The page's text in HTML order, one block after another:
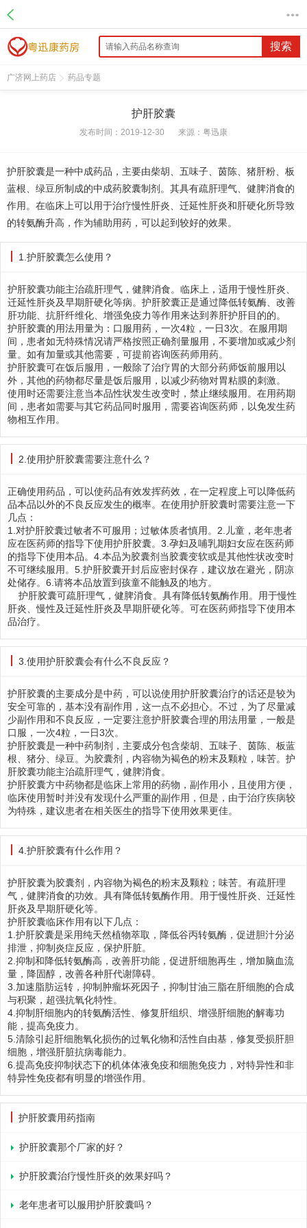
搜索
广济网上药店 药品专题
护肝胶囊
发布时间：2019-12-30 来源： 粤迅康
护肝胶囊是一种中成药品，主要由柴胡、五味子、茵陈、猪肝粉、板
蓝根、绿豆所制成的中成药胶囊制剂。其具有疏肝理气、健脾消食的
作用。在临床上可以用于治疗慢性肝炎、迁延性肝炎和肝硬化所导致
的转氨酶升高，作为辅助用药，可以起到较好的效果。
1.护肝胶囊怎么使用？
护肝胶囊功能主治疏肝理气，健脾消食。临床上，适用于慢性肝炎、
迁延性肝炎及早期肝硬化等病。护肝胶囊正是通过降低转氨酶、改善
肝功能、抗肝纤维化、增强免疫力等作用来达到养肝护肝目的的。
护肝胶囊的用法用量为：口服用药，一次4粒，一日3次。在服用期
间，患者如无特殊情况请严格按照正确剂量服用，不要增加或减少剂
量。如有加量或其他需要，可提前咨询医药师用药。
护肝胶囊可在饭后服用，一般除了治疗胃的大部分药师饭前服用以
外，其他的药物都尽量是饭后服用，以减少药物对胃粘膜的刺激。
使用时还需要注意当本品性状发生改变时，禁止继续服用。在用药期
间，患者如需要与其它药品同时服用，需要咨询医药师，以免发生药
物相互作用。
2.使用护肝胶囊需要注意什么？
正确使用药品，可以使药品有效发挥药效，在一定程度上可以降低药
品本品以外的不良反应发生的概率。在使用护肝胶囊时需要注意一下
几点：
1.对护肝胶囊过敏者不可服用；过敏体质者慎用。2.儿童，老年患者
应在医药师的指导下使用护肝胶囊。3.孕妇及哺乳期妇女应在医药师
的指导下使用本品。4.本品为胶囊剂当胶囊变软或是其他性状改变时
不可继续服用。5.护肝胶囊开封后应密封保存，建议放在避光，阴凉
处储存。6.请将本品放置到孩童不能触及的地方。
护肝胶囊可疏肝理气，健脾消食。具有降低转氨酶作用。用于慢性
肝炎、慢性及迁延性肝炎及早期肝硬化等。可在医药师指导下使用本
品治疗。
3.使用护肝胶囊会有什么不良反应？
护肝胶囊的主要成分是中药，可以说使用护肝胶囊治疗的话还是较为
安全可靠的，基本没有副作用，这一点不必担心。不过，为了尽量减
少副作用和不良反应，一定要注意护肝胶囊合理的用法用量，一般是
口服，一次4粒，一日3次。
护肝胶囊是一种中药制剂，主要成分包含柴胡、五味子、茵陈、板蓝
根、猪分、绿豆。为胶囊剂，内容物为褐色的粉末及颗粒，味苦。护
肝胶囊功能主治疏肝理气，健脾消食。
护肝胶囊方中药物都是临床上常用的药物，副作用小，且使用方便，
临床使用暂时并没有发现什么严重的副作用，但是，由于治疗疾病较
为特殊，建议患者在相关医生的指导下使用效果更佳。
4.护肝胶囊有什么作用？
护肝胶囊为胶囊剂，内容物为褐色的粉末及颗粒；味苦。有疏肝理
气，健脾消食的功效。具有降低转氨酶作用。用于慢性肝炎、迁延性
肝炎及早期肝硬化等。
护肝胶囊临床作用有以下几点：
1.护肝胶囊是采用纯天然植物萃取，降低谷丙转氨酶，促进胆汁分泌
排泄，抑制炎症反应，保护肝脏。
2.抑制和降低转氨酶高，改善肝功能，促进肝细胞再生，增加脑血流
量，降固醇，改善各种肝代谢障碍。
3.加速脂肪运转，抑制肿瘤坏死因子，抑制甘油三脂在肝细胞的合成
与积聚，超强抗氧化特性。
4.抑制肝细胞内的转氨酶活性、修复肝组织、增强肝细胞的解毒功
能，提高免疫力。
5.清除引起肝细胞氧化损伤的过氧化物和活性自由基，修复受损肝胆
细胞，增强肝脏抗病毒能力。
6.提高免疫抑制状态下的机体体液免疫和细胞免疫力，对特异性和非
特异性免疫都有明显的增强作用。
护肝胶囊用药指南
护肝胶囊那个厂家的好？
护肝胶囊治疗慢性肝炎的效果好吗？
老年患者可以服用护肝胶囊吗？